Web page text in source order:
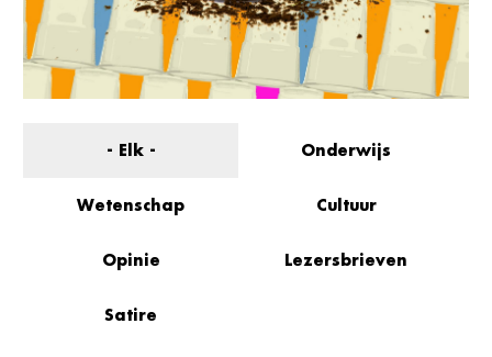
- Elk - Onderwijs
Wetenschap Cultuur
Opinie Lezersbrieven
Satire